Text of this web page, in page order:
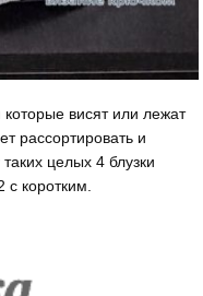
висят или лежат
рассортировать и
целых 4 блузки
с коротким.